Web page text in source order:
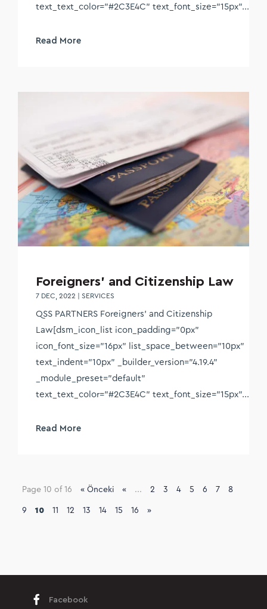
text_text_color="#2C3E4C" text_font_size="15px"...
Read More
Foreigners’ and Citizenship Law
7 DEC, 2022 SERVICES
QSS PARTNERS Foreigners' and Citizenship
Law[dsm_icon_list icon_padding="0px"
icon_font_size="16px" list_space_between="10px"
text_indent="10px" _builder_version="4.19.4"
_module_preset="default"
text_text_color="#2C3E4C" text_font_size="15px"...
Read More
Page 10 of 16 « Önceki « ... 2 3 4 5 6 7 8
9 10 11 12 13 14 15 16 »
Facebook